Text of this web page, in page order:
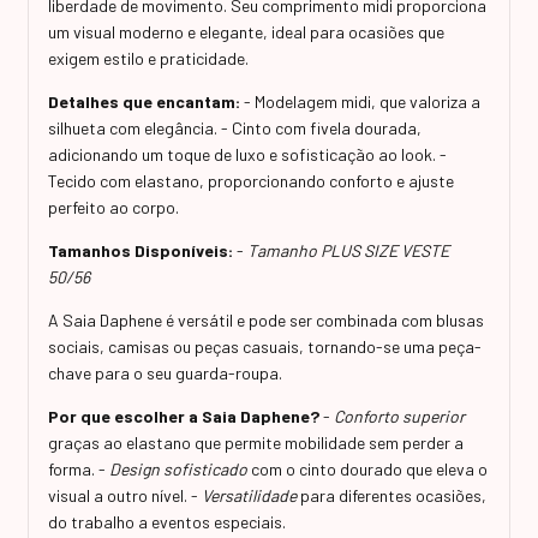
liberdade de movimento. Seu comprimento midi proporciona
um visual moderno e elegante, ideal para ocasiões que
exigem estilo e praticidade.
Detalhes que encantam: - Modelagem midi, que valoriza a
silhueta com elegância. - Cinto com fivela dourada,
adicionando um toque de luxo e sofisticação ao look. -
Tecido com elastano, proporcionando conforto e ajuste
perfeito ao corpo.
Tamanhos Disponíveis: - Tamanho PLUS SIZE VESTE
50/56
A Saia Daphene é versátil e pode ser combinada com blusas
sociais, camisas ou peças casuais, tornando-se uma peça-
chave para o seu guarda-roupa.
Por que escolher a Saia Daphene?- Conforto superior
graças ao elastano que permite mobilidade sem perder a
forma. - Design sofisticado com o cinto dourado que eleva o
visual a outro nível. - Versatilidadepara diferentes ocasiões,
do trabalho a eventos especiais.